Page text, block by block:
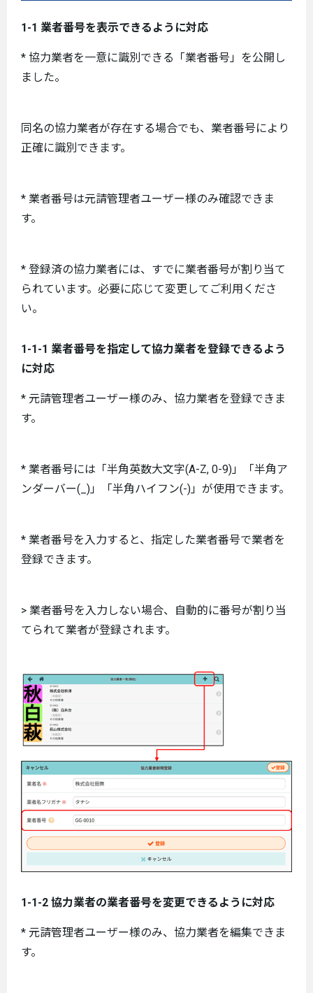
1-1 業者番号を表示できるように対応
* 協力業者を一意に識別できる「業者番号」を公開し
ました。
同名の協力業者が存在する場合でも、業者番号により
正確に識別できます。
* 業者番号は元請管理者ユーザー様のみ確認できま
す。
* 登録済の協力業者には、すでに業者番号が割り当て
られています。必要に応じて変更してご利用くださ
い。
1-1-1 業者番号を指定して協力業者を登録できるよう
に対応
* 元請管理者ユーザー様のみ、協力業者を登録できま
す。
* 業者番号には「半角英数大文字(A-Z, 0-9)」「半角ア
ンダーバー(_)」「半角ハイフン(-)」が使用できます。
* 業者番号を入力すると、指定した業者番号で業者を
登録できます。
> 業者番号を入力しない場合、自動的に番号が割り当
てられて業者が登録されます。
1-1-2 協力業者の業者番号を変更できるように対応
* 元請管理者ユーザー様のみ、協力業者を編集できま
す。